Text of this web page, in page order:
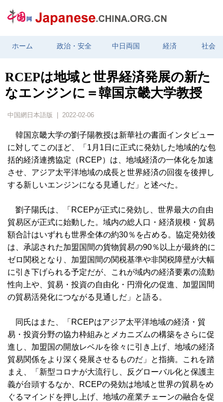
ホーム 政治・安全 中日両国 経済 社会
RCEPは地域と世界経済発展の新た
なエンジンに＝韓国京畿大学教授
中国網日本語版 | 2022-02-06
韓国京畿大学の劉子陽教授は新華社の書面インタビュー
に対してこのほど、「1月1日に正式に発効した地域的な包
括的経済連携協定（RCEP）は、地域経済の一体化を加速
させ、アジア太平洋地域の成長と世界経済の回復を後押し
する新しいエンジンになる見通しだ」と述べた。
劉子陽氏は、「RCEPが正式に発効し、世界最大の自由
貿易区が正式に始動した。域内の総人口・経済規模・貿易
額合計はいずれも世界全体の約30％を占める。協定発効後
は、承認された加盟国間の貨物貿易の90％以上が最終的に
ゼロ関税となり、加盟国間の関税基準や非関税障壁が大幅
に引き下げられる予定だが、これが域内の経済要素の流動
性向上や、貿易・投資の自由化・円滑化の促進、加盟国間
の貿易活発化につながる見通しだ」と語る。
同氏はまた、「RCEPはアジア太平洋地域の経済・貿
易・投資分野の協力枠組みとメカニズムの構築をさらに促
進し、加盟国の開放レベルを徐々に引き上げ、地域の経済
貿易関係をより深く発展させるものだ」と指摘。これを踏
まえ、「新型コロナが大流行し、反グローバル化と保護主
義が台頭するなか、RCEPの発効は地域と世界の貿易をめ
ぐるマインドを押し上げ、地域の産業チェーンの融合を促